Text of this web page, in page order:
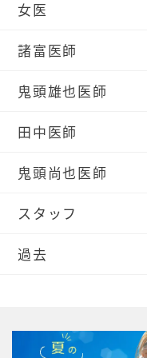
女医
諸富医師
鬼頭雄也医師
田中医師
鬼頭尚也医師
スタッフ
過去